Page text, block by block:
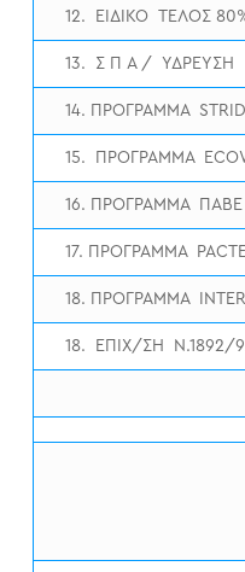
12. ΕΙΔΙΚΟ ΤΕΛΟΣ
13. Σ Π Α / ΥΔΡΕΥΣΗ
14. ΠΡΟΓΡΑΜΜΑ
15. ΠΡΟΓΡΑΜΜΑ
16. ΠΡΟΓΡΑΜΜΑ ΠΑΒΕ
17. ΠΡΟΓΡΑΜΜΑ
18. ΠΡΟΓΡΑΜΜΑ
18. ΕΠΙΧ/ΣΗ Ν.1892/